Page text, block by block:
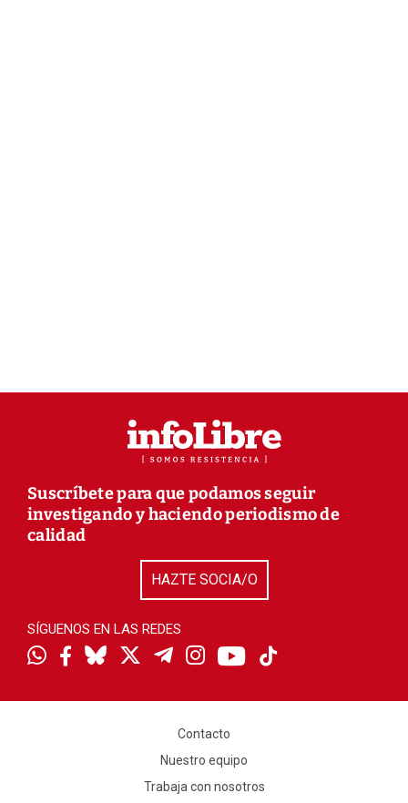
Suscríbete para que podamos seguir
investigando y haciendo periodismo de
calidad
HAZTE SOCIA/O
SÍGUENOS EN LAS REDES
Contacto
Nuestro equipo
Trabaja con nosotros